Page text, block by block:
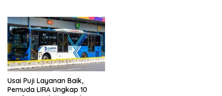
Usai Puji Layanan Baik,
Pemuda LIRA Ungkap 10